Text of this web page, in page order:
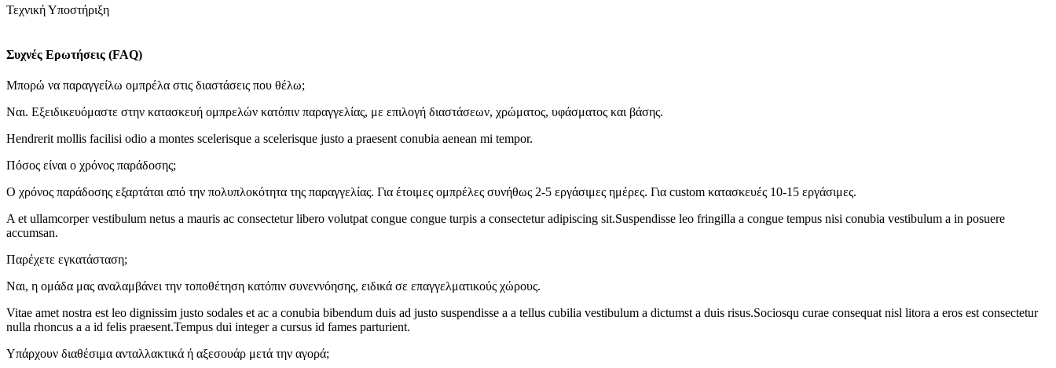
Τεχνική Υποστήριξη
Συχνές Ερωτήσεις (FAQ)
Μπορώ να παραγγείλω ομπρέλα στις διαστάσεις που θέλω;
Ναι. Εξειδικευόμαστε στην κατασκευή ομπρελών κατόπιν παραγγελίας, με επιλογή διαστάσεων, χρώματος, υφάσματος και βάσης.
Hendrerit mollis facilisi odio a montes scelerisque a scelerisque justo a praesent conubia aenean mi tempor.
Πόσος είναι ο χρόνος παράδοσης;
Ο χρόνος παράδοσης εξαρτάται από την πολυπλοκότητα της παραγγελίας. Για έτοιμες ομπρέλες συνήθως 2-5 εργάσιμες ημέρες. Για custom κατασκευές 10-15 εργάσιμες.
A et ullamcorper vestibulum netus a mauris ac consectetur libero volutpat congue congue turpis a consectetur adipiscing sit.Suspendisse leo fringilla a congue tempus nisi conubia vestibulum a in posuere
accumsan.
Παρέχετε εγκατάσταση;
Ναι, η ομάδα μας αναλαμβάνει την τοποθέτηση κατόπιν συνεννόησης, ειδικά σε επαγγελματικούς χώρους.
Vitae amet nostra est leo dignissim justo sodales et ac a conubia bibendum duis ad justo suspendisse a a tellus cubilia vestibulum a dictumst a duis risus.Sociosqu curae consequat nisl litora a eros est consectetur
nulla rhoncus a a id felis praesent.Tempus dui integer a cursus id fames parturient.
Υπάρχουν διαθέσιμα ανταλλακτικά ή αξεσουάρ μετά την αγορά;